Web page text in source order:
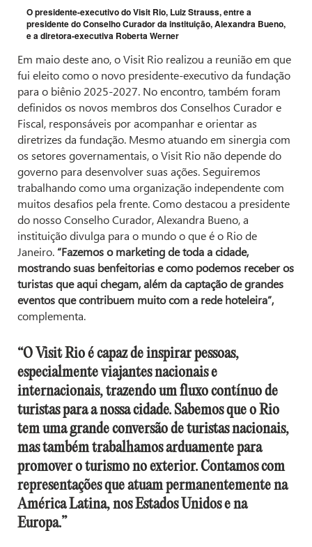
O presidente-executivo do Visit Rio, Luiz Strauss, entre a
presidente do Conselho Curador da instituição, Alexandra Bueno,
e a diretora-executiva Roberta Werner
Em maio deste ano, o Visit Rio realizou a reunião em que
fui eleito como o novo presidente-executivo da fundação
para o biênio 2025-2027. No encontro, também foram
definidos os novos membros dos Conselhos Curador e
Fiscal, responsáveis por acompanhar e orientar as
diretrizes da fundação. Mesmo atuando em sinergia com
os setores governamentais, o Visit Rio não depende do
governo para desenvolver suas ações. Seguiremos
trabalhando como uma organização independente com
muitos desafios pela frente. Como destacou a presidente
do nosso Conselho Curador, Alexandra Bueno, a
instituição divulga para o mundo o que é o Rio de
Janeiro.“Fazemos o marketing de toda a cidade,
mostrando suas benfeitorias e como podemos receber os
turistas que aqui chegam, além da captação de grandes
eventos que contribuem muito com a rede hoteleira”,
complementa.
“O Visit Rio é capaz de inspirar pessoas,
especialmente viajantes nacionais e
internacionais, trazendo um fluxo contínuo de
turistas para a nossa cidade. Sabemos que o Rio
tem uma grande conversão de turistas nacionais,
mas também trabalhamos arduamente para
promover o turismo no exterior. Contamos com
representações que atuam permanentemente na
América Latina, nos Estados Unidos e na
Europa.”